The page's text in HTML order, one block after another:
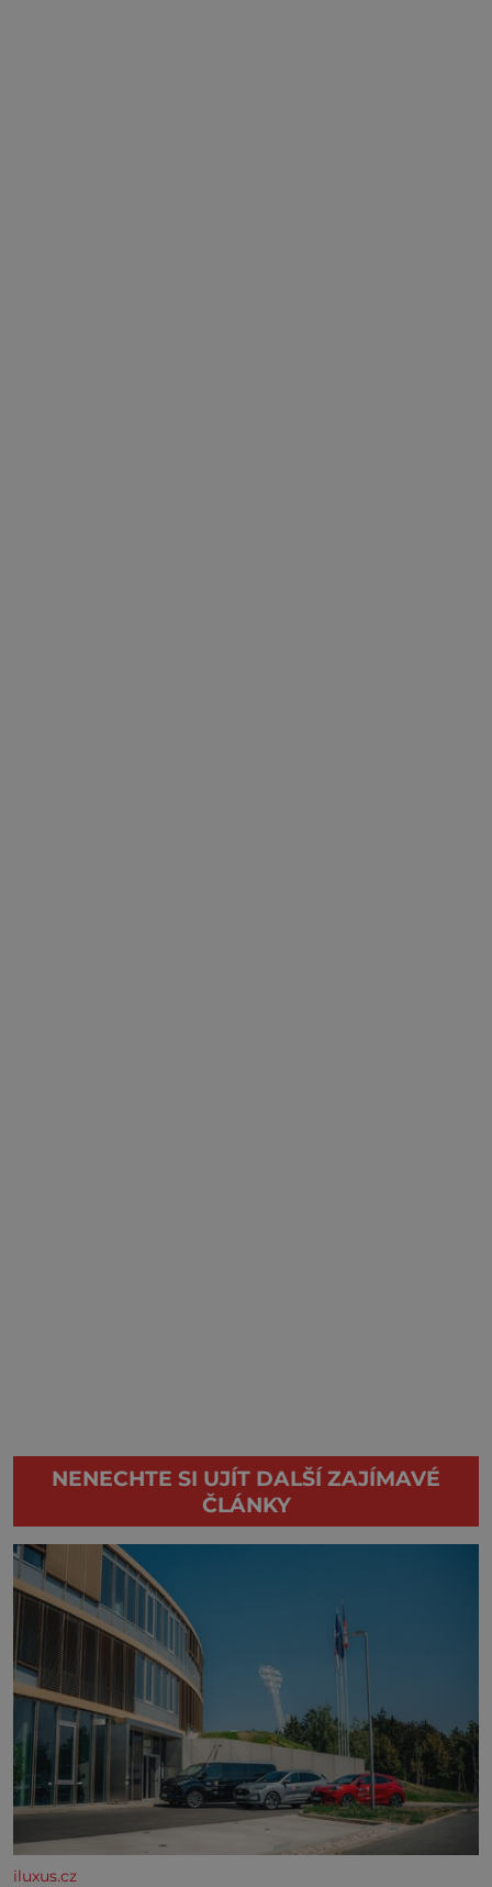
NENECHTE SI UJÍT DALŠÍ ZAJÍMAVÉ
ČLÁNKY